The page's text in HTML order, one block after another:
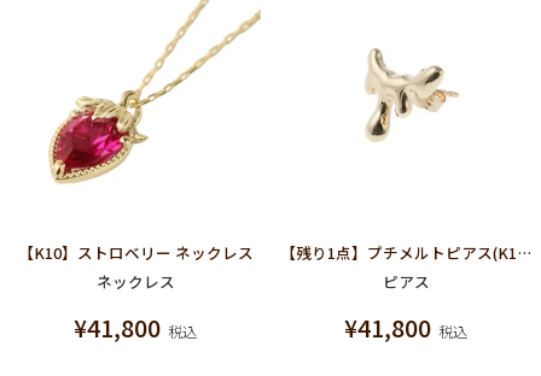
【K10】ストロベリー ネックレス
ネックレス
¥41,800 税込
【残り1点】プチメルトピアス(K10イエローゴールド)
ピアス
¥41,800 税込